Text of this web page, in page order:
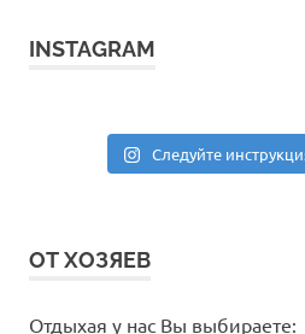
INSTAGRAM
Следуйте
ОТ ХОЗЯЕВ
Отдыхая у нас Вы выбираете: